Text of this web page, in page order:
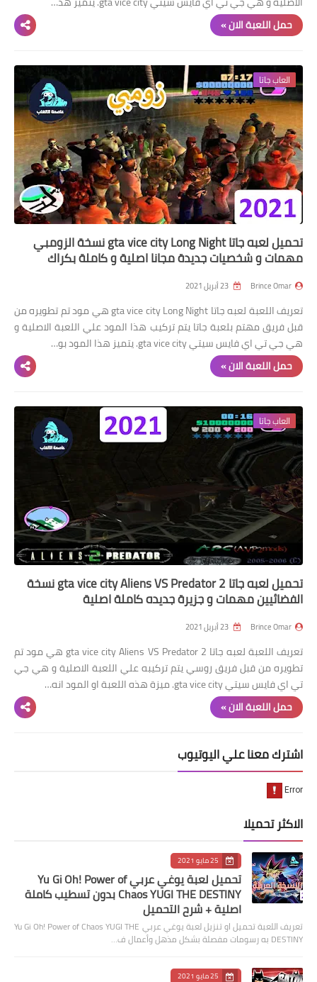
حمل اللعبة الان »
العاب جاتا
تحميل لعبه جاتا gta vice city Long Night نسخة الزومبي
مهمات و شخصيات جديدة مجانا اصلية و كاملة بكراك
Brince Omar
تعريف اللعبة لعبه جاتا gta vice city Long Night هي مود تم تطويره من
قبل فريق مهتم بلعبة جاتا يتم تركيب هذا المود علي اللعبة الاصلية و
هي جي تي اي فايس سيتي gta vice city. يتميز هذا المود بو…
حمل اللعبة الان »
العاب جاتا
تحميل لعبه جاتا 2 gta vice city Aliens VS Predator نسخة
الفضائيين مهمات و جزيرة جديده كاملة اصلية
Brince Omar
تعريف اللعبة لعبه جاتا 2 gta vice city Aliens VS Predator هي مود تم
تطويره من قبل فريق روسي يتم تركيبه علي اللعبة الاصلية و هي جي
تي اي فايس سيتي gta vice city. ميزة هذه اللعبة او المود انه…
حمل اللعبة الان »
اشترك معنا علي اليوتيوب
الاكثر تحميلا
25 مايو 2021
تحميل لعبة يوغي عربي Yu Gi Oh! Power of
Chaos YUGI THE DESTINY بدون تسطيب كاملة
اصلية + شرح التحميل
تعريف اللعبة تحميل او تنزيل لعبة يوغي عربي Yu Gi Oh! Power of Chaos YUGI THE
DESTINY به رسومات مفصلة بشكل مذهل وأعمال ف…
25 مايو 2021